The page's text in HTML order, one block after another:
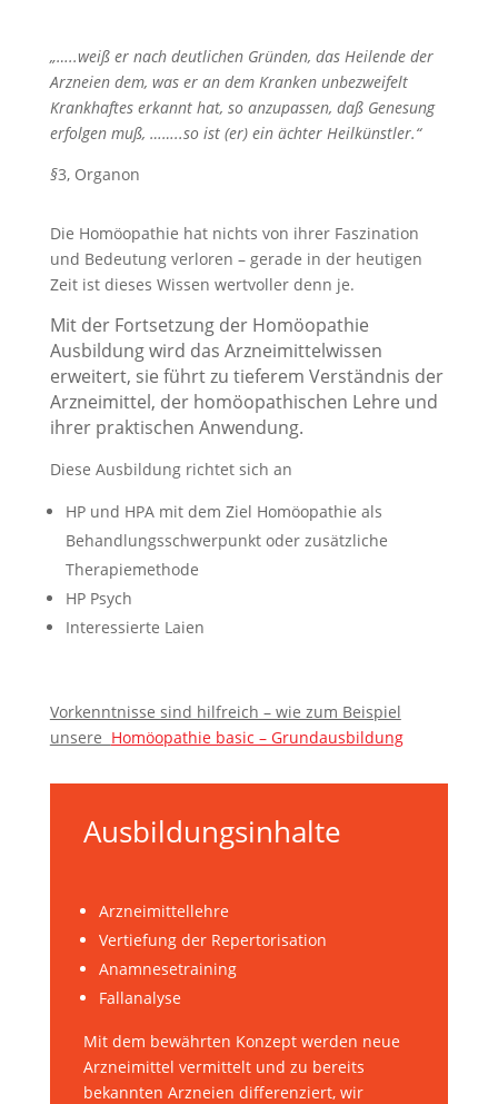
„…..weiß er nach deutlichen Gründen, das Heilende der
Arzneien dem, was er an dem Kranken unbezweifelt
Krankhaftes erkannt hat, so anzupassen, daß Genesung
erfolgen muß, ……..so ist (er) ein ächter Heilkünstler.“
§3, Organon
Die Homöopathie hat nichts von ihrer Faszination
und Bedeutung verloren – gerade in der heutigen
Zeit ist dieses Wissen wertvoller denn je.
Mit der Fortsetzung der Homöopathie
Ausbildung wird das Arzneimittelwissen
erweitert, sie führt zu tieferem Verständnis der
Arzneimittel, der homöopathischen Lehre und
ihrer praktischen Anwendung.
Diese Ausbildung richtet sich an
HP und HPA mit dem Ziel Homöopathie als
Behandlungsschwerpunkt oder zusätzliche
Therapiemethode
HP Psych
Interessierte Laien
Vorkenntnisse sind hilfreich – wie zum Beispiel
unsere Homöopathie basic – Grundausbildung
Ausbildungsinhalte
Arzneimittellehre
Vertiefung der Repertorisation
Anamnesetraining
Fallanalyse
Mit dem bewährten Konzept werden neue
Arzneimittel vermittelt und zu bereits
bekannten Arzneien differenziert, wir